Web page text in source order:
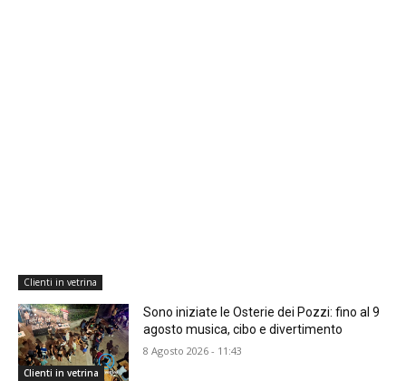
Clienti in vetrina
Clienti in vetrina
Sono iniziate le Osterie dei Pozzi: fino al 9
agosto musica, cibo e divertimento
8 Agosto 2026 - 11:43